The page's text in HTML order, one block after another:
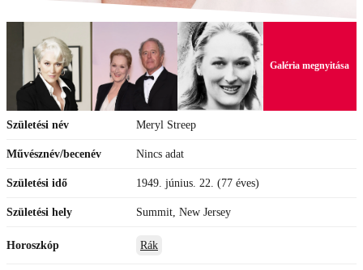
Galéria megnyitása
Születési név Meryl Streep
Művésznév/becenév Nincs adat
Születési idő 1949. június. 22. (77 éves)
Születési hely Summit, New Jersey
Horoszkóp Rák